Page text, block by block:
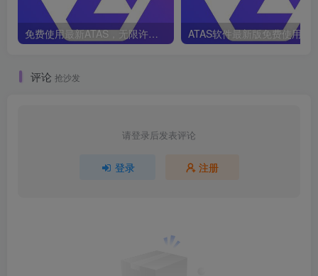
免费使用最新ATAS，无限许可证流程 ATAS软件最新版免费使用教
评论 抢沙发
请登录后发表评论
登录 注册